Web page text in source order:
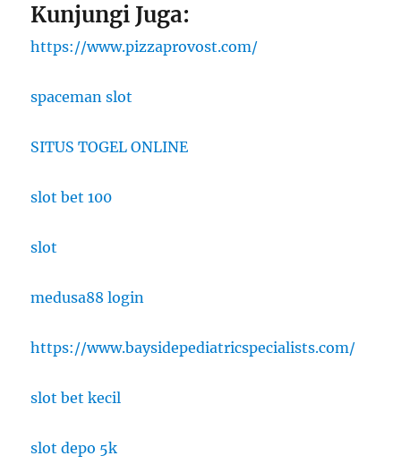
Kunjungi Juga:
https://www.pizzaprovost.com/
spaceman slot
SITUS TOGEL ONLINE
slot bet 100
slot
medusa88 login
https://www.baysidepediatricspecialists.com/
slot bet kecil
slot depo 5k